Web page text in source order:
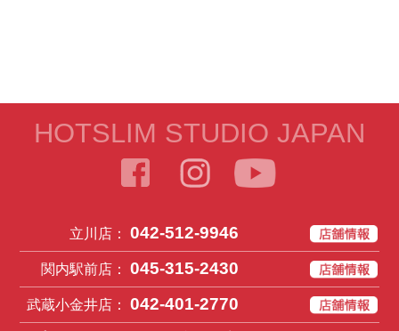
HOTSLIM STUDIO JAPAN
立川店： 042-512-9946
関内駅前店： 045-315-2430
武蔵小金井店： 042-401-2770